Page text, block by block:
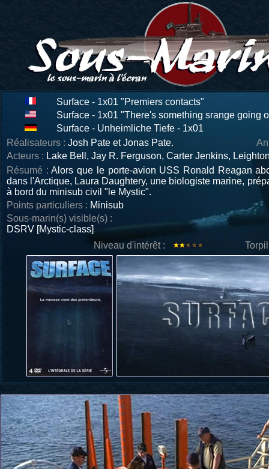
Surface - 1x01 "Premiers contacts"
Surface - 1x01 "There's something srange going
Surface - Unheimliche Tiefe - 1x01
Réalisateurs : Josh Pate et Jonas Pate.
Acteurs : Lake Bell, Jay R. Ferguson, Carter Jenkins,
Résumé :Alors que le porte-avion USS Ronald Reagan
dans l'Arctique, Laura Daughtery, une biologiste marine,
à bord du minisub civil "le Mystic".
Points particuliers : Minisub
Sous-marin(s) visible(s) :
DSRV [Mystic-class]
Niveau d'intérêt :